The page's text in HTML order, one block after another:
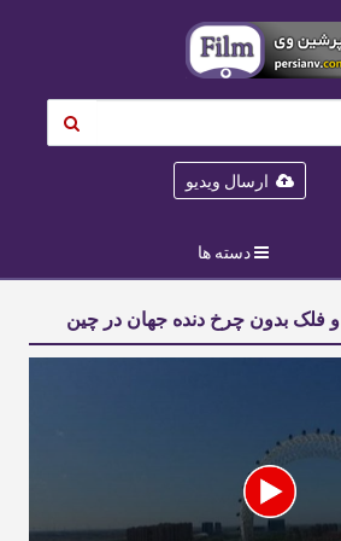
ارسال ویدیو
دسته ها
فلک بدون چرخ‌ دنده جهان در چین